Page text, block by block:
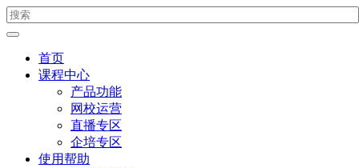
首页
课程中心
产品功能
网校运营
直播专区
企培专区
使用帮助